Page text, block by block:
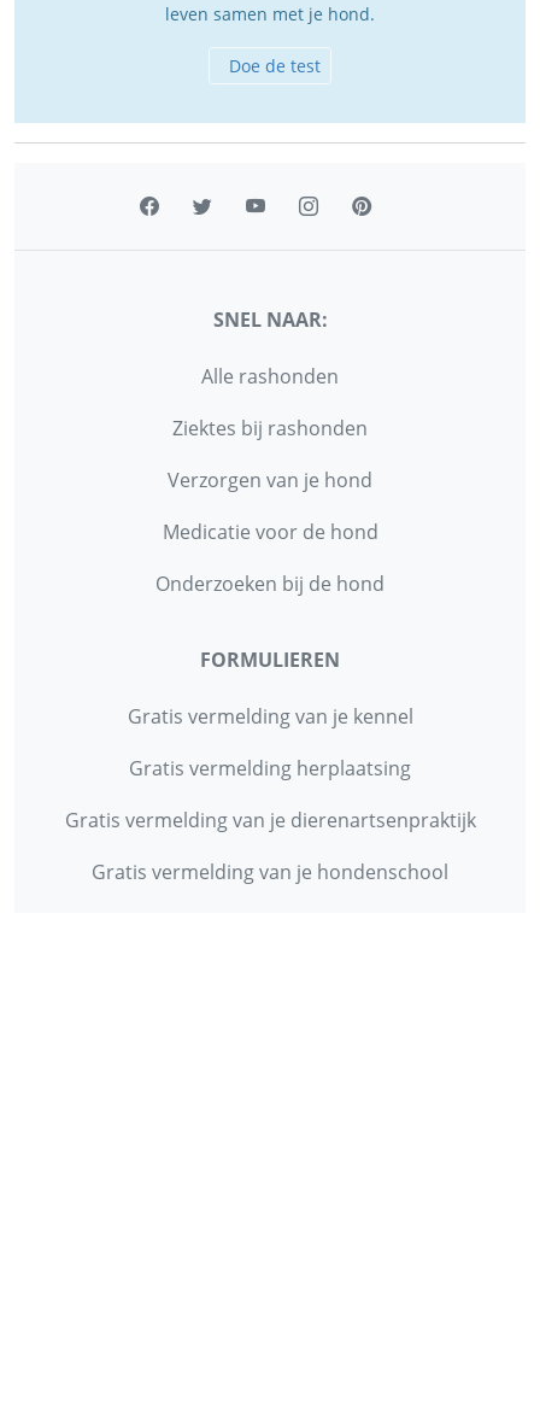
leven samen met je hond.
Doe de test
SNEL NAAR:
Alle rashonden
Ziektes bij rashonden
Verzorgen van je hond
Medicatie voor de hond
Onderzoeken bij de hond
FORMULIEREN
Gratis vermelding van je kennel
Gratis vermelding herplaatsing
Gratis vermelding van je dierenartsenpraktijk
Gratis vermelding van je hondenschool